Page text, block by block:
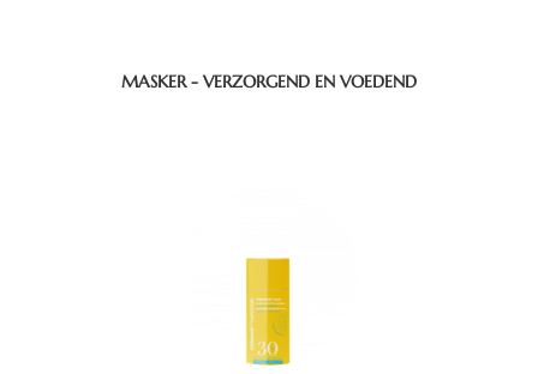
MASKER - VERZORGEND EN VOEDEND